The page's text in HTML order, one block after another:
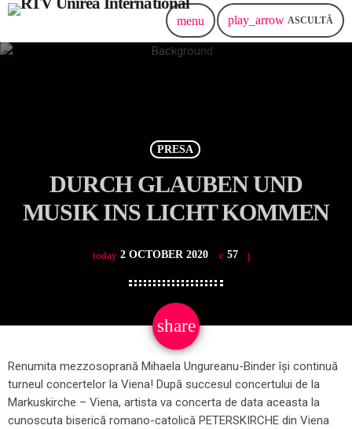
menu play_arrow ASCULTĂ
PRESA
DURCH GLAUBEN UND
MUSIK INS LICHT KOMMEN
today 2 OCTOBER 2020 57
share
email
Renumita mezzosoprană Mihaela Ungureanu-Binder își continuă
turneul concertelor la Viena! După succesul concertului de la
Markuskirche – Viena, artista va concerta de data aceasta la
cunoscuta biserică romano-catolică PETERSKIRCHE din Viena